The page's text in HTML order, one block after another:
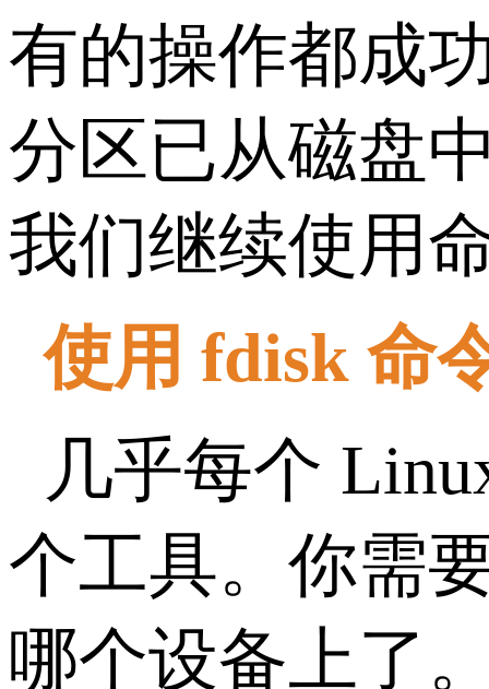
有的操作都成
分区已从磁盘
我们继续使用
使用 fdisk 命
几乎每个
个工具。你需
哪个设备上了